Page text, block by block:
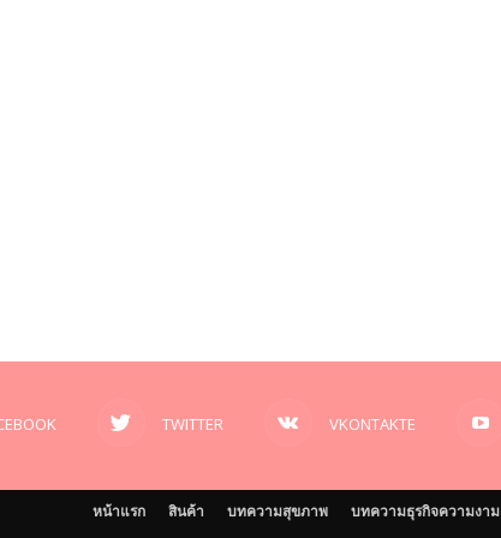
TWITTER VKONTAKTE
หน้าแรก สินค้า บทความสุขภาพ บทความธุรกิจความงาม